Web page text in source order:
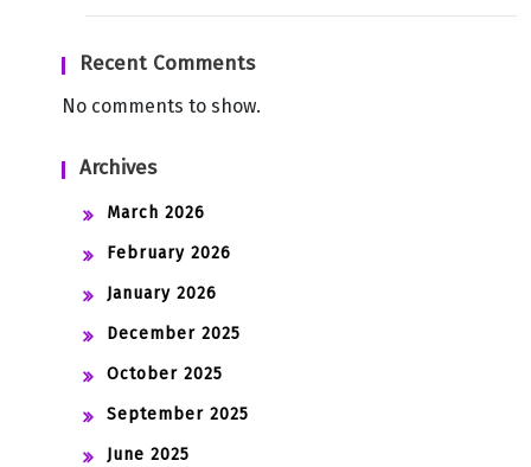
Recent Comments
No comments to show.
Archives
March 2026
February 2026
January 2026
December 2025
October 2025
September 2025
June 2025